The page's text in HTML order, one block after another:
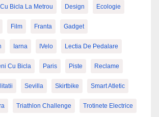
Cu Bicla La Metrou Design Ecologie
Film Franta Gadget
Iarna IVelo Lectia De Pedalare
Cu Bicla Paris Piste Reclame
Sevilla Skirtbike Smart Atletic
Triathlon Challenge Trotinete Electrice